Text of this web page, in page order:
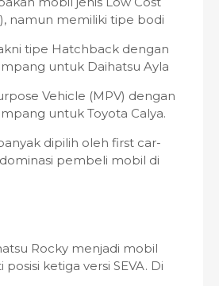
namun memiliki tipe bodi
tipe Hatchback dengan
untuk Daihatsu Ayla
Vehicle (MPV) dengan
untuk Toyota Calya.
dipilih oleh first car-
pembeli mobil di
Rocky menjadi mobil
ketiga versi SEVA. Di